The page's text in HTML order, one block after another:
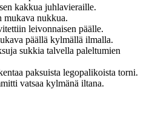
kakkua juhlavieraille.
mukava nukkua.
leivonnaisen päälle.
päällä kylmällä ilmalla.
sukkia talvella paleltumien
paksuista legopalikoista torni.
vatsaa kylmänä iltana.